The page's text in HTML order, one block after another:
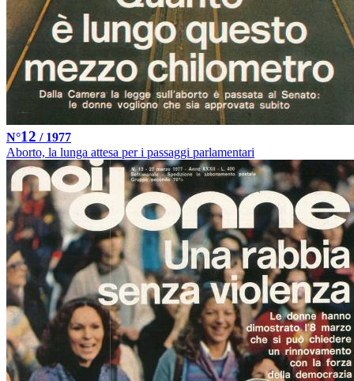
N°12 / 1977
Aborto, la lunga attesa per i passaggi parlamentari